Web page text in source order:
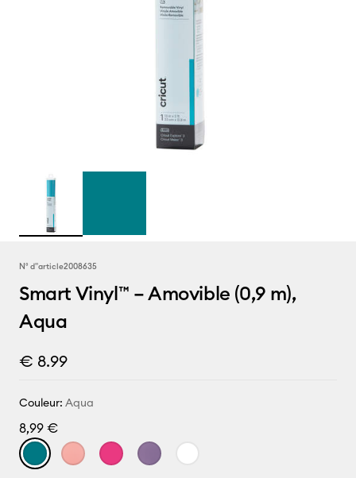
N° d''article2008635
Smart Vinyl™ – Amovible (0,9 m),
Aqua
€ 8.99
Couleur: Aqua
8,99 €